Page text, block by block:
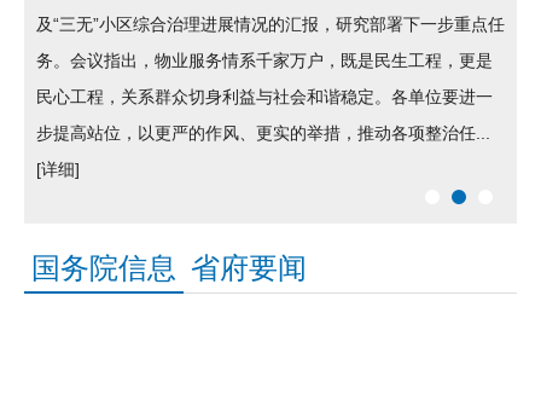
及“三无”小区综合治理进展情况的汇报，研究部署下一步重点任
务。会议指出，物业服务情系千家万户，既是民生工程，更是
民心工程，关系群众切身利益与社会和谐稳定。各单位要进一
步提高站位，以更严的作风、更实的举措，推动各项整治任...
[详细]
国务院信息 省府要闻